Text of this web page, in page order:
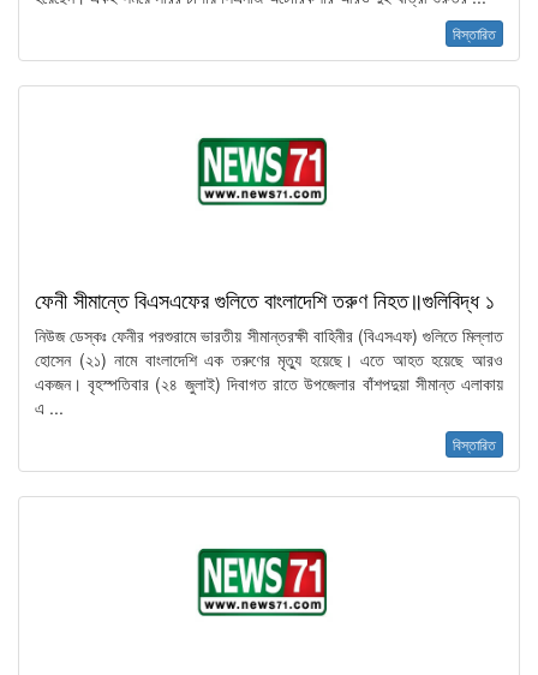
বিস্তারিত
ফেনী সীমান্তে বিএসএফের গুলিতে বাংলাদেশি তরুণ নিহত॥গুলিবিদ্ধ ১
নিউজ ডেস্কঃ ফেনীর পরশুরামে ভারতীয় সীমান্তরক্ষী বাহিনীর (বিএসএফ) গুলিতে মিল্লাত
হোসেন (২১) নামে বাংলাদেশি এক তরুণের মৃত্যু হয়েছে। এতে আহত হয়েছে আরও
একজন। বৃহস্পতিবার (২৪ জুলাই) দিবাগত রাতে উপজেলার বাঁশপদুয়া সীমান্ত এলাকায়
এ ...
বিস্তারিত